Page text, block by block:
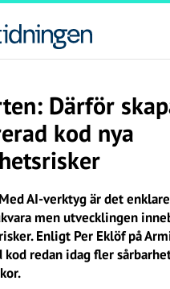
Därför
kod nya
AI-verktyg är det
men utvecklingen
Enligt Per Eklöf på
kod redan idag fler